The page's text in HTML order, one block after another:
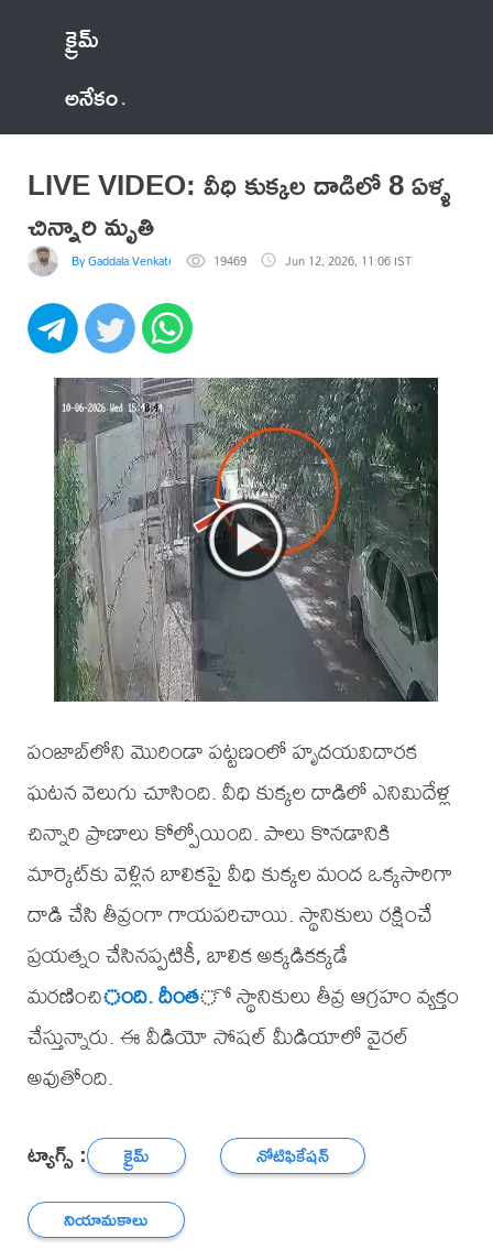
క్రైమ్
అనేకం
LIVE VIDEO: వీధి కుక్కల దాడిలో 8 ఏళ్ళ
చిన్నారి మృతి
By Gaddala VenkateswaraRao19469 Jun 12, 2026, 11:06 IST
పంజాబ్‌లోని మొరిండా పట్టణంలో హృదయవిదారక
ఘటన వెలుగు చూసింది. వీధి కుక్కల దాడిలో ఎనిమిదేళ్ల
చిన్నారి ప్రాణాలు కోల్పోయింది. పాలు కొనడానికి
మార్కెట్‌కు వెళ్లిన బాలికపై వీధి కుక్కల మంద ఒక్కసారిగా
దాడి చేసి తీవ్రంగా గాయపరిచాయి. స్థానికులు రక్షించే
ప్రయత్నం చేసినప్పటికీ, బాలిక అక్కడికక్కడే
మరణించింది. దీంతో స్థానికులు తీవ్ర ఆగ్రహం వ్యక్తం
చేస్తున్నారు. ఈ వీడియో సోషల్ మీడియాలో వైరల్
అవుతోంది.
ట్యాగ్స్ : క్రైమ్
నోటిఫికేషన్
నియామకాలు